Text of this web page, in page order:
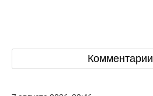
Комментарии